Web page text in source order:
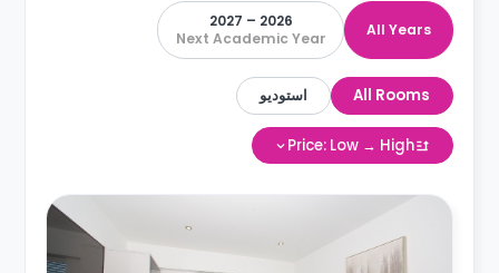
All Years
2026 – 2027
Next Academic Year
All Rooms استوديو
Price: Low → High